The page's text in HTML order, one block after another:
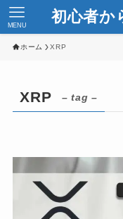
初心者か
MENU
ホーム XRP
XRP – tag –